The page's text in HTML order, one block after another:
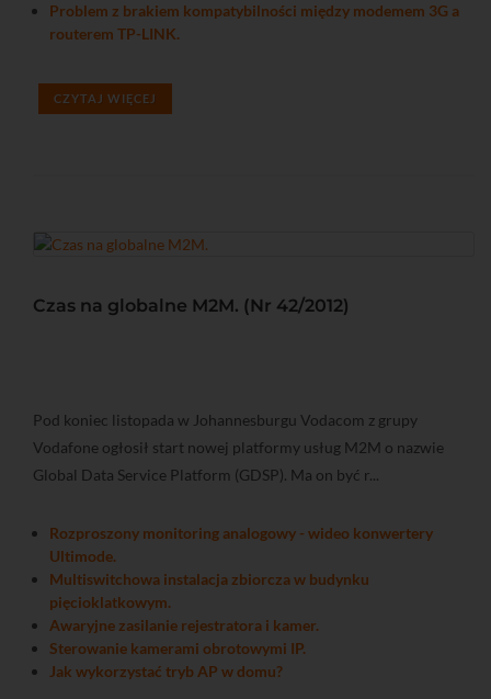
Problem z brakiem kompatybilności między modemem 3G a
routerem TP-LINK.
CZYTAJ WIĘCEJ
Czas na globalne M2M. (Nr 42/2012)
Pod koniec listopada w Johannesburgu Vodacom z grupy
Vodafone ogłosił start nowej platformy usług M2M o nazwie
Global Data Service Platform (GDSP). Ma on być r...
Rozproszony monitoring analogowy - wideo konwertery
Ultimode.
Multiswitchowa instalacja zbiorcza w budynku
pięcioklatkowym.
Awaryjne zasilanie rejestratora i kamer.
Sterowanie kamerami obrotowymi IP.
Jak wykorzystać tryb AP w domu?